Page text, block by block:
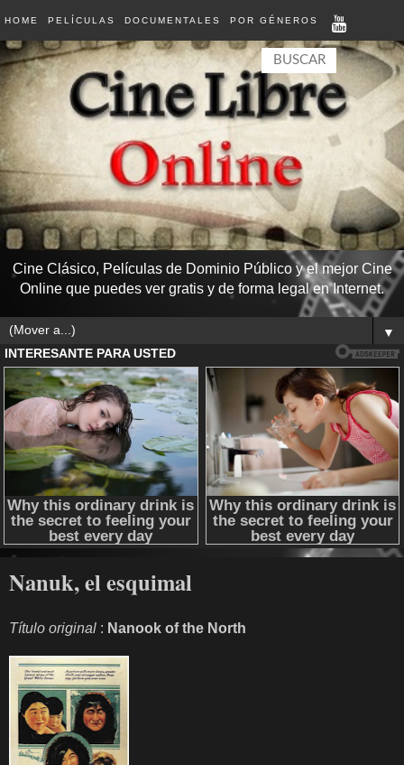
HOME PELÍCULAS DOCUMENTALES POR GÉNEROS
Cine Clásico, Películas de Dominio Público y el mejor Cine
Online que puedes ver gratis y de forma legal en Internet.
▼
Nanuk, el esquimal
Título original : Nanook of the North